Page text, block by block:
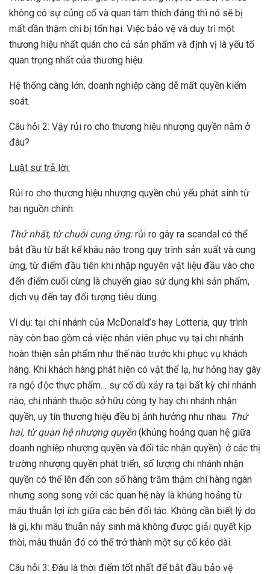
không có sự củng cố và quan tâm thích đáng thì nó sẽ bị
mất dần thậm chí bị tổn hại. Việc bảo vệ và duy trì một
thương hiệu nhất quán cho cả sản phẩm và định vị là yếu tố
quan trọng nhất của thương hiệu.
Hệ thống càng lớn, doanh nghiệp càng dễ mất quyền kiểm
soát.
Câu hỏi 2: Vậy rủi ro cho thương hiệu nhượng quyền nằm ở
đâu?
Luật sư trả lời:
Rủi ro cho thương hiệu nhượng quyền chủ yếu phát sinh từ
hai nguồn chính:
Thứ nhất, từ chuỗi cung ứng:rủi ro gây ra scandal có thể
bắt đầu từ bất kể khâu nào trong quy trình sản xuất và cung
ứng, từ điểm đầu tiên khi nhập nguyên vật liệu đầu vào cho
đến điểm cuối cùng là chuyển giao sử dụng khi sản phẩm,
dịch vụ đến tay đối tượng tiêu dùng.
Ví dụ: tại chi nhánh của McDonald’s hay Lotteria, quy trình
này còn bao gồm cả việc nhân viên phục vụ tại chi nhánh
hoàn thiện sản phẩm như thế nào trước khi phục vụ khách
hàng. Khi khách hàng phát hiện có vật thể lạ, hư hỏng hay gây
ra ngộ độc thực phẩm… sự cố dù xảy ra tại bất kỳ chi nhánh
nào, chi nhánh thuộc sở hữu công ty hay chi nhánh nhận
quyền, uy tín thương hiệu đều bị ảnh hưởng như nhau. Thứ
hai, từ quan hệ nhượng quyền(khủng hoảng quan hệ giữa
doanh nghiệp nhượng quyền và đối tác nhận quyền): ở các thị
trường nhượng quyền phát triển, số lượng chi nhánh nhận
quyền có thể lên đến con số hàng trăm thậm chí hàng ngàn
nhưng song song với các quan hệ này là khủng hoảng từ
mâu thuẫn lợi ích giữa các bên đối tác. Không cần biết lý do
là gì, khi mâu thuẫn nảy sinh mà không được giải quyết kịp
thời, mâu thuẫn đó có thể trở thành một sự cố kéo dài.
Câu hỏi 3: Đâu là thời điểm tốt nhất để bắt đầu bảo vệ